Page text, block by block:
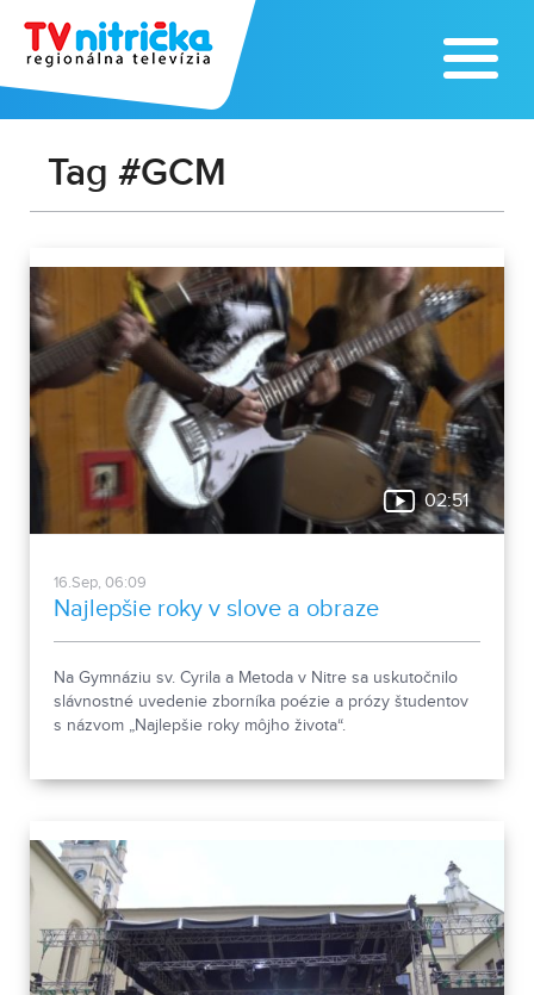
Tag #GCM
02:51
16.Sep, 06:09
Najlepšie roky v slove a obraze
Na Gymnáziu sv. Cyrila a Metoda v Nitre sa uskutočnilo
slávnostné uvedenie zborníka poézie a prózy študentov
s názvom „Najlepšie roky môjho života“.